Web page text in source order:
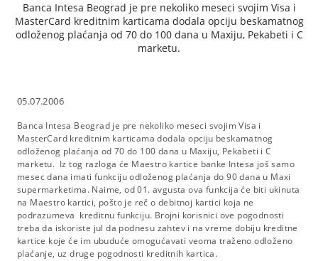
Banca Intesa Beograd je pre nekoliko meseci svojim Visa i
MasterCard kreditnim karticama dodala opciju beskamatnog
odloženog plaćanja od 70 do 100 dana u Maxiju, Pekabeti i C
marketu.
05.07.2006
Banca Intesa Beograd je pre nekoliko meseci svojim Visa i
MasterCard kreditnim karticama dodala opciju beskamatnog
odloženog plaćanja od 70 do 100 dana u Maxiju, Pekabeti i C
marketu. Iz tog razloga će Maestro kartice banke Intesa još samo
mesec dana imati funkciju odloženog plaćanja do 90 dana u Maxi
supermarketima. Naime, od 01. avgusta ova funkcija će biti ukinuta
na Maestro kartici, pošto je reč o debitnoj kartici koja ne
podrazumeva kreditnu funkciju. Brojni korisnici ove pogodnosti
treba da iskoriste jul da podnesu zahtev i na vreme dobiju kreditne
kartice koje će im ubuduće omogućavati veoma traženo odloženo
plaćanje, uz druge pogodnosti kreditnih kartica.